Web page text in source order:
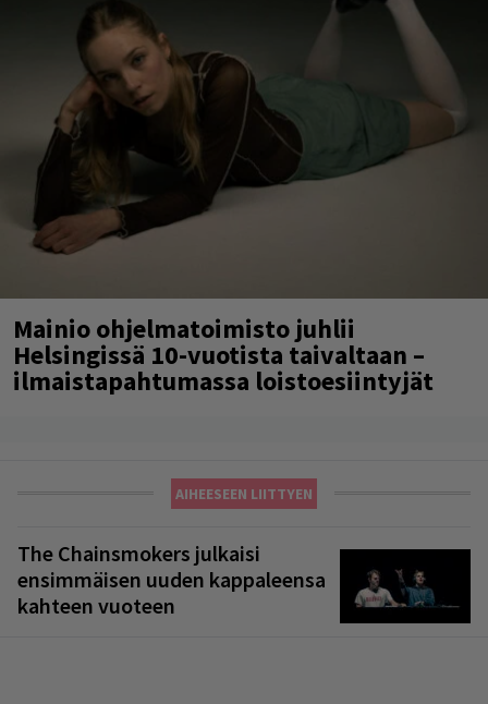
Mainio ohjelmatoimisto juhlii
Helsingissä 10-vuotista taivaltaan –
ilmaistapahtumassa loistoesiintyjät
AIHEESEEN LIITTYEN
The Chainsmokers julkaisi
ensimmäisen uuden kappaleensa
kahteen vuoteen